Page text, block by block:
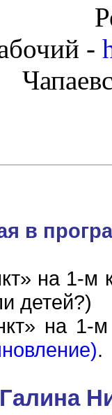
-
в
на 1-м
детей?)
на 1-
.